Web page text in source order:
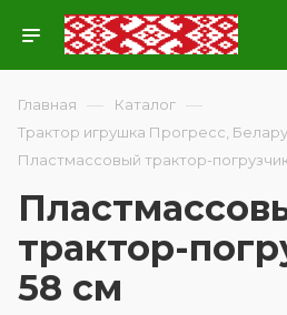
Главная — Каталог —
Трактор игрушка Прогресс,
Пластмассовый трактор-
трактор-
58 см